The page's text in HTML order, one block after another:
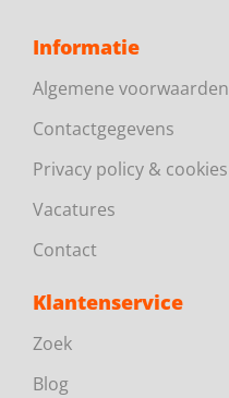
Informatie
Algemene voorwaarden
Contactgegevens
Privacy policy & cookies
Vacatures
Contact
Klantenservice
Zoek
Blog